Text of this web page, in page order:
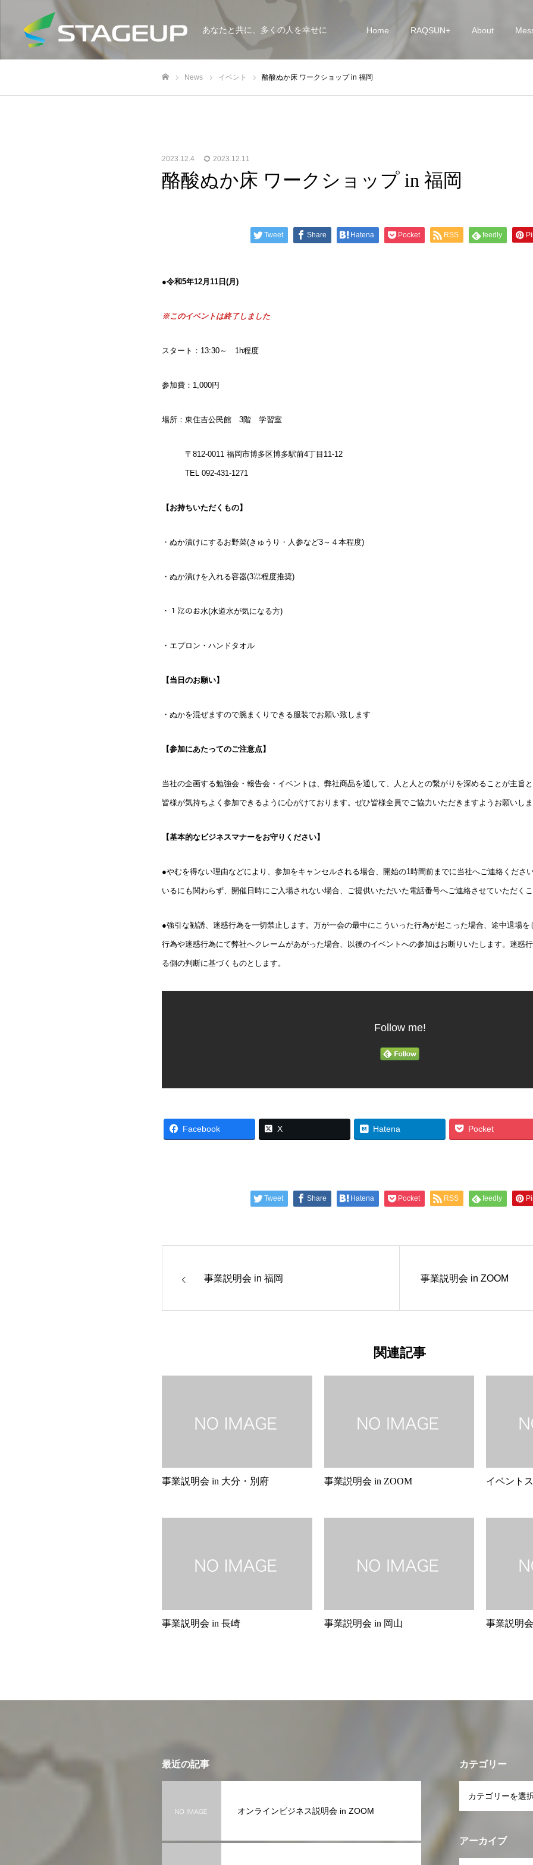
あなたと共に、多くの人を幸せに Home RAQSUN+ About
News イベント 酪酸ぬか床 ワークショップ in 福岡
2023.12.4 2023.12.11
酪酸ぬか床 ワークショップ in 福岡
Tweet Share Hatena Pocket RSS feedly
●令和5年12月11日(月)
※このイベントは終了しました
スタート：13:30～ 1h程度
参加費：1,000円
場所：東住吉公民館 3階 学習室
〒812-0011 福岡市博多区博多駅前4丁目11-12
TEL 092-431-1271
【お持ちいただくもの】
・ぬか漬けにするお野菜(きゅうり・人参など3～４本程度)
・ぬか漬けを入れる容器(3㍑程度推奨)
・１㍑のお水(水道水が気になる方)
・エプロン・ハンドタオル
【当日のお願い】
・ぬかを混ぜますので腕まくりできる服装でお願い致します
【参加にあたってのご注意点】
当社の企画する勉強会・報告会・イベントは、弊社商品を通して、人と人との繋がりを深めることが主旨
皆様が気持ちよく参加できるように心がけております。ぜひ皆様全員でご協力いただきますようお願いしま
【基本的なビジネスマナーをお守りください】
●やむを得ない理由などにより、参加をキャンセルされる場合、開始の1時間前までに当社へご連絡くださ
いるにも関わらず、開催日時にご入場されない場合、ご提供いただいた電話番号へご連絡させていただくこ
●強引な勧誘、迷惑行為を一切禁止します。万が一会の最中にこういった行為が起こった場合、途中退場
行為や迷惑行為にて弊社へクレームがあがった場合、以後のイベントへの参加はお断りいたします。迷惑
る側の判断に基づくものとします。
Follow me!
Facebook X Hatena Pocket
Tweet Share Hatena Pocket RSS feedly
事業説明会 in 福岡 事業説明会 in ZOOM
関連記事
事業説明会 in 大分・別府 事業説明会 in ZOOM イベント
事業説明会 in 長崎 事業説明会 in 岡山 事業説明
最近の記事
オンラインビジネス説明会 in ZOOM
カテゴリー
アーカイブ